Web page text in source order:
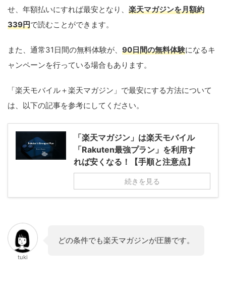
せ、年額払いにすれば最安となり、 楽天マガジンを月額約
339円で読むことができます。
また、通常31日間の無料体験が、 90日間の無料体験になるキ
ャンペーンを行っている場合もあります。
「楽天モバイル＋楽天マガジン」で最安にする方法について
は、以下の記事を参考にしてください。
「楽天マガジン」は楽天モバイル
「Rakuten最強プラン」を利用す
れば安くなる！【手順と注意点】
続きを見る
tuki
どの条件でも楽天マガジンが圧勝です。